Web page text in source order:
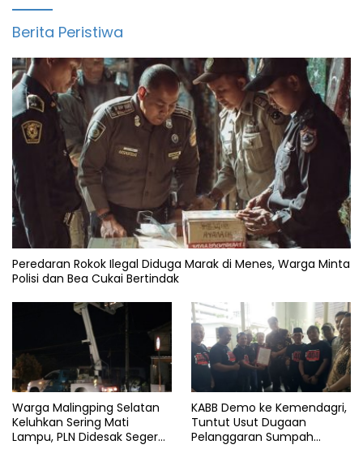
Berita Peristiwa
Peredaran Rokok Ilegal Diduga Marak di Menes, Warga Minta
Polisi dan Bea Cukai Bertindak
Warga Malingping Selatan
Keluhkan Sering Mati
Lampu, PLN Didesak Segera
KABB Demo ke Kemendagri,
Tuntut Usut Dugaan
Pelanggaran Sumpah